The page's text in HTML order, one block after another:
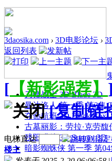
刀锋战士 3D Blade 3D
曼达洛人 第一季 第3集
夺命航班 3D Black Box:
古墓丽影：劳拉·克劳馥
残阳猎杀 3D Sunray 3D
暗影蜘蛛侠 第一季 第04
3daosika.com › 3D电影论坛 ›
返回列表
[ 【新影强荐】 ]
[复制链
电梯直达
楼主